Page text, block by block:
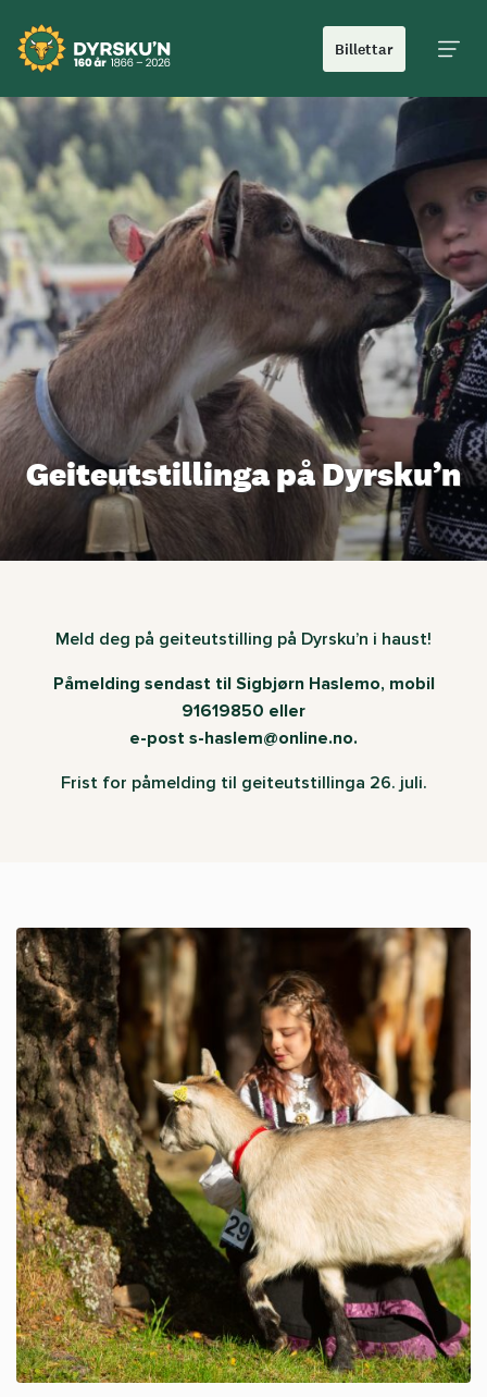
Billettar
Geiteutstillinga på Dyrsku’n
Meld deg på geiteutstilling på Dyrsku’n i haust!
Påmelding sendast til Sigbjørn Haslemo, mobil
91619850 eller
e-post s-haslem@online.no.
Frist for påmelding til geiteutstillinga 26. juli.